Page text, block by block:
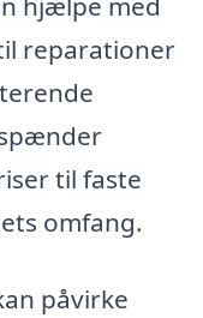
reparationer
til faste
omfang.
påvirke